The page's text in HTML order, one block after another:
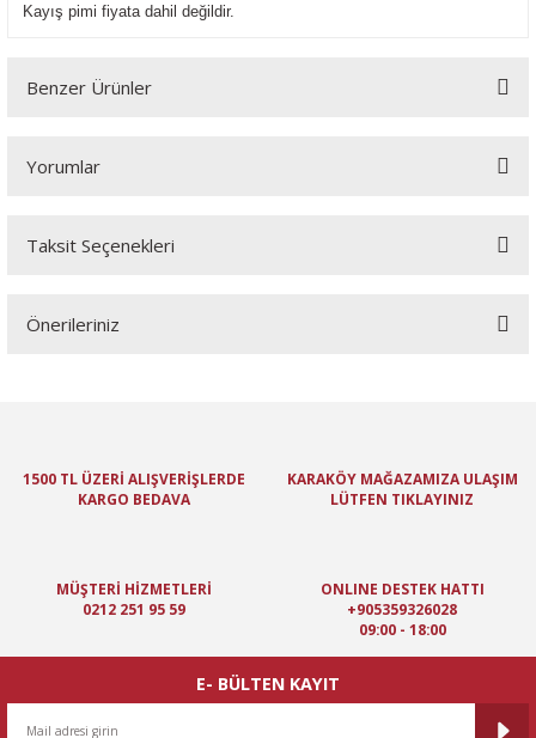
Kayış pimi fiyata dahil değildir.
Benzer Ürünler
Yorumlar
Taksit Seçenekleri
Önerileriniz
Ürün resmi kalitesiz, bozuk veya görüntülenemiyor.
Ürün bilgilerinde hatalar bulunuyor.
Ürün fiyatı diğer sitelerden daha pahalı.
1500 TL ÜZERİ ALIŞVERİŞLERDE
KARGO BEDAVA
KARAKÖY MAĞAZAMIZA ULAŞIM
LÜTFEN TIKLAYINIZ
MÜŞTERİ HİZMETLERİ
0212 251 95 59
ONLINE DESTEK HATTI
+905359326028
09:00 - 18:00
E- BÜLTEN KAYIT